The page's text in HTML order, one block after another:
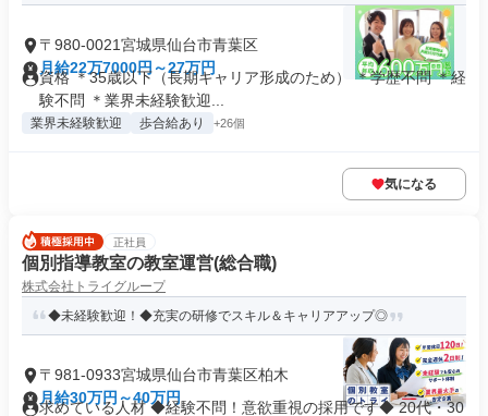
〒980-0021宮城県仙台市青葉区
月給22万7000円～27万円
資格 ＊35歳以下（長期キャリア形成のため） ＊学歴不問 ＊経
験不問 ＊業界未経験歓迎...
業界未経験歓迎 歩合給あり +26個
気になる
正社員
個別指導教室の教室運営(総合職)
株式会社トライグループ
◆未経験歓迎！◆充実の研修でスキル＆キャリアアップ◎
〒981-0933宮城県仙台市青葉区柏木
月給30万円～40万円
求めている人材 ◆経験不問！意欲重視の採用です◆ 20代・30